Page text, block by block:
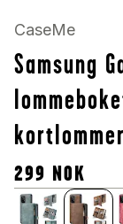
CaseMe
Samsung
299 NOK